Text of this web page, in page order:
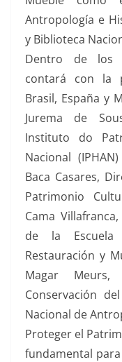
Antropología e
y Biblioteca
Dentro de los
contará con la
Brasil, España y
Jurema de
Instituto do
Nacional
Baca Casares,
Patrimonio
Cama
de la Escuela
Restauración y
Magar Meurs,
Conservación
Nacional de
Proteger el
fundamental